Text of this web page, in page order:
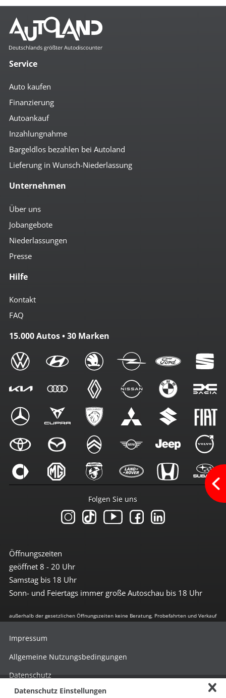
Getränkehalter
höhenverst. Fahrersitz
höhenverst. Lenkrad
Klima
Lederlenkrad
Lenkradfernbedienung
Multifunktionslenkrad
Servolenkung
Tempomat
umklappbare Rücksitzbank
Multimedia
Android-Auto
AUX-Anschluss
Navi mit Touchscreen
Radio DAB
Radio mit Touchscreen
Soundsystem
Sprachsteuerung
Touchscreen
3te Bremsleuchte
4x Airbag
Antiblockiersystem
Antischlupfregulierung
Beifahrerairbag abschaltbar
Bremsassistent
Einparkhilfe vorn + hinten
el. Stabilitätsprogramm
Geschwindigkeit-Begrenzungsanlage
ISOFIX Kindersitzvorrüstung
LED-Tagfahrlicht
Leuchtweiten-Regulierung
Nebelscheinwerfer
Reifendruckkontrolle
Traktionskontrolle
Umwelt
grüne Feinstaubplakette
Start-Stop Automatik
Allwetter (M+S)
Außentemperaturanzeige
Befestigungsösen im Laderaum
Dachreling Chrom
Drehzahlmesser
getönte Scheiben hinten
Laderaumabdeckung
Radzierblenden
Verzurrösen
Service
Auto kaufen
Finanzierung
Autoankauf
Inzahlungnahme
Bargeldlos bezahlen bei Autoland
Lieferung in Wunsch-Niederlassung
Unternehmen
Über uns
Jobangebote
Niederlassungen
Presse
Hilfe
Kontakt
FAQ
15.000 Autos • 30 Marken
Öffnungszeiten
geöffnet 8 - 20 Uhr
Samstag bis 18 Uhr
Sonn- und Feiertags immer große Autoschau bis 18 Uhr
Folgen Sie uns
außerhalb der gesetzlichen Öffnungszeiten keine Beratung, Probefahrten und Verkauf
Impressum
Allgemeine Nutzungsbedingungen
Datenschutz
Hinweisgebersystem nach HinSchG
Datenschutz Einstellungen